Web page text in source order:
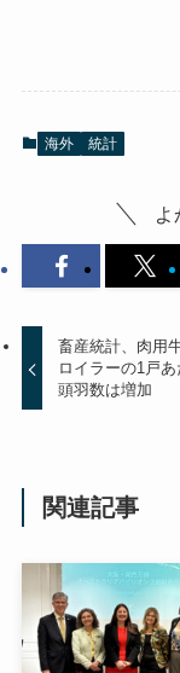
海外 統計
よ
畜産統計、肉用
ロイラーの1戸
頭羽数は増加
関連記事